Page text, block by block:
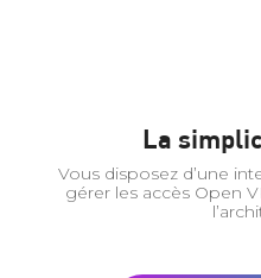
La
Vous disposez d’une
gérer les accès Open